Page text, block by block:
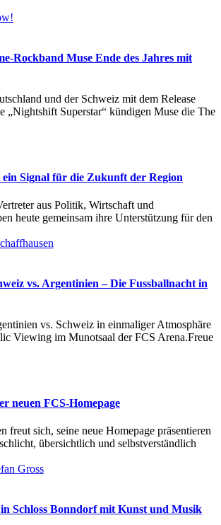
Rockband Muse Ende des Jahres mit
und der Schweiz mit dem Release
„Nightshift Superstar“ kündigen Muse die The
ein Signal für die Zukunft der Region
aus Politik, Wirtschaft und
heute gemeinsam ihre Unterstützung für den
vs. Argentinien – Die Fussballnacht in
vs. Schweiz in einmaliger Atmosphäre
Viewing im Munotsaal der FCS Arena.Freue
neuen FCS-Homepage
freut sich, seine neue Homepage präsentieren
übersichtlich und selbstverständlich
Schloss Bonndorf mit Kunst und Musik